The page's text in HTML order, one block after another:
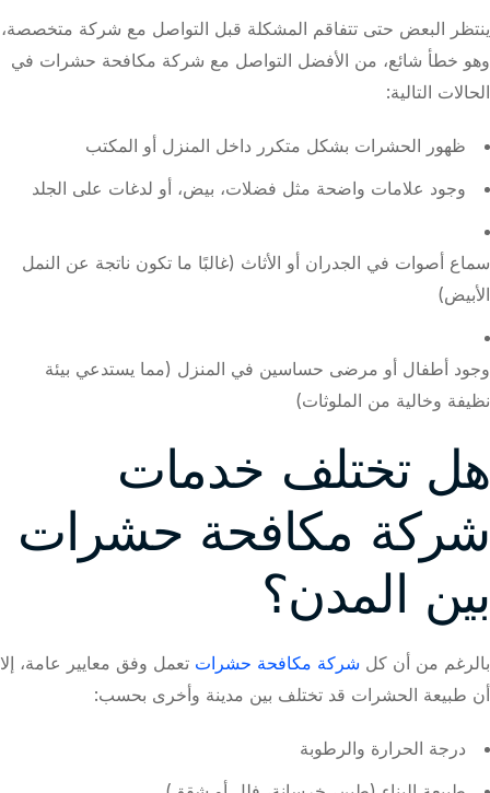
ينتظر البعض حتى تتفاقم المشكلة قبل التواصل مع شركة متخصصة،
وهو خطأ شائع، من الأفضل التواصل مع شركة مكافحة حشرات في
الحالات التالية:
ظهور الحشرات بشكل متكرر داخل المنزل أو المكتب
وجود علامات واضحة مثل فضلات، بيض، أو لدغات على الجلد
سماع أصوات في الجدران أو الأثاث (غالبًا ما تكون ناتجة عن النمل
الأبيض)
وجود أطفال أو مرضى حساسين في المنزل (مما يستدعي بيئة
نظيفة وخالية من الملوثات)
هل تختلف خدمات
شركة مكافحة حشرات
بين المدن؟
بالرغم من أن كل شركة مكافحة حشرات تعمل وفق معايير عامة، إلا
أن طبيعة الحشرات قد تختلف بين مدينة وأخرى بحسب:
درجة الحرارة والرطوبة